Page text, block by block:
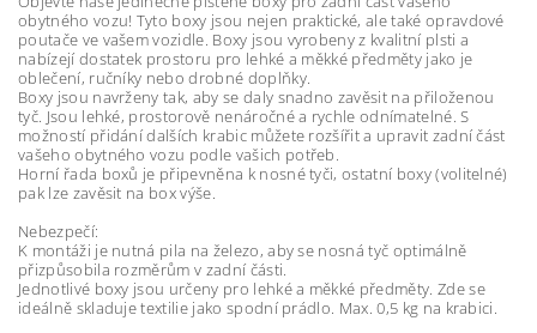
obytného vozu! Tyto boxy jsou nejen praktické, ale také opravdové
poutače ve vašem vozidle. Boxy jsou vyrobeny z kvalitní plsti a
nabízejí dostatek prostoru pro lehké a měkké předměty jako je
oblečení, ručníky nebo drobné doplňky.
Boxy jsou navrženy tak, aby se daly snadno zavěsit na přiloženou
tyč. Jsou lehké, prostorově nenáročné a rychle odnímatelné. S
možností přidání dalších krabic můžete rozšířit a upravit zadní část
vašeho obytného vozu podle vašich potřeb.
Horní řada boxů je připevněna k nosné tyči, ostatní boxy (volitelné)
pak lze zavěsit na box výše.
Nebezpečí:
K montáži je nutná pila na železo, aby se nosná tyč optimálně
přizpůsobila rozměrům v zadní části.
Jednotlivé boxy jsou určeny pro lehké a měkké předměty. Zde se
ideálně skladuje textilie jako spodní prádlo. Max. 0,5 kg na krabici.